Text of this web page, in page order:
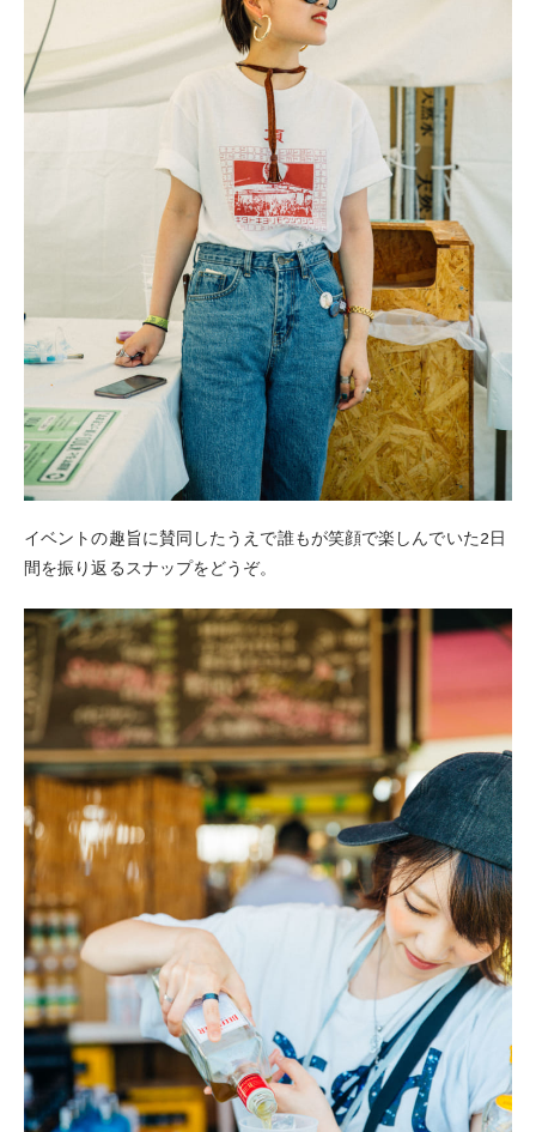
イベントの趣旨に賛同したうえで誰もが笑顔で楽しんでいた2日
間を振り返るスナップをどうぞ。